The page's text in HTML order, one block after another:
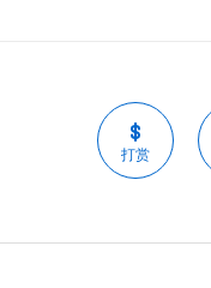
打赏